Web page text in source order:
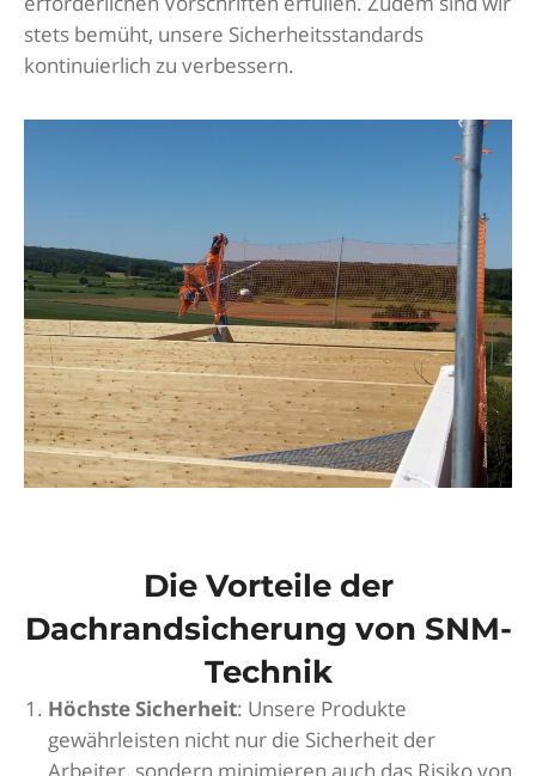
stets bemüht, unsere Sicherheitsstandards
kontinuierlich zu verbessern.
Die Vorteile der
Dachrandsicherung von SNM-
Technik
Höchste Sicherheit: Unsere Produkte
gewährleisten nicht nur die Sicherheit der
Arbeiter, sondern minimieren auch das Risiko von